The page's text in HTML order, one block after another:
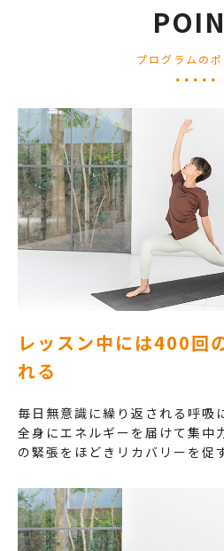
プログラムのポ
レッスン中には400回
れる
毎日無意識に繰り返される呼吸
全身にエネルギーを届けて集中
の緊張をほどきリカバリーを促